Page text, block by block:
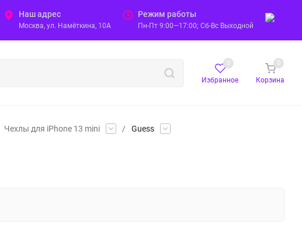
Наш адрес
Москва, ул. Намёткина, 10А
Режим работы
Пн-Пт 9:00—17:00; Сб-Вс Выходной
Избранное
0
Корзина
0
Чехлы для iPhone 13 mini / Guess